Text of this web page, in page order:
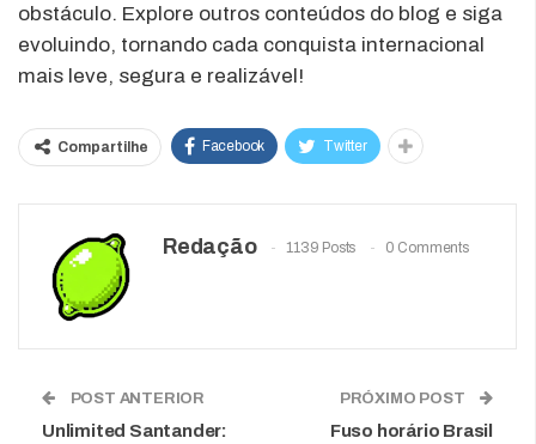
obstáculo. Explore outros conteúdos do blog e siga
evoluindo, tornando cada conquista internacional
mais leve, segura e realizável!
Compartilhe Facebook Twitter
Redação 1139 Posts 0 Comments
POST ANTERIOR
Unlimited Santander:
PRÓXIMO POST
Fuso horário Brasil